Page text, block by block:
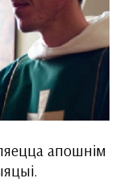
апошнім